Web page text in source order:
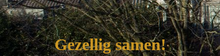
Gezellig samen!